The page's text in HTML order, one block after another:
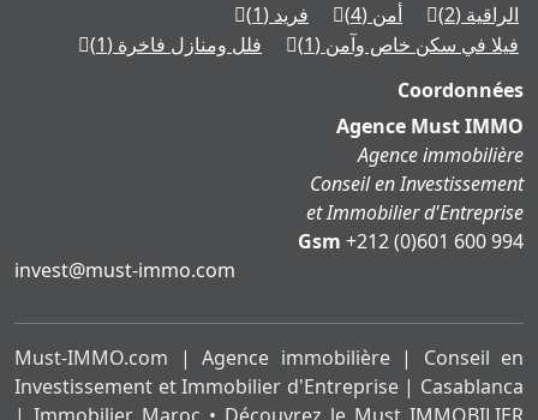
الراقية (2) أمن (4) فريد (1)
فيلا في سكن خاص وآمن (1) فلل ومنازل فاخرة (1)
Coordonnées
Agence Must IMMO
Agence immobilière
Conseil en Investissement
et Immobilier d'Entreprise
Gsm +212 (0)601 600 994
moc.ommi-tsum@tsevni
Must-IMMO.com | Agence immobilière | Conseil en
Investissement et Immobilier d'Entreprise | Casablanca